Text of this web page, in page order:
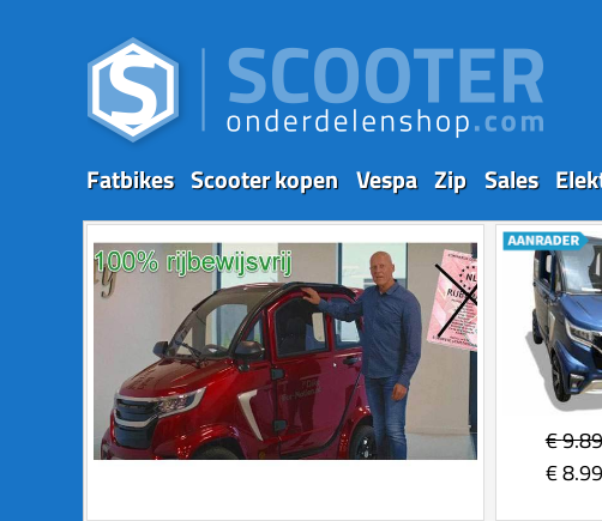
Fatbikes Scooter kopen Vespa Zip Sales
€
€